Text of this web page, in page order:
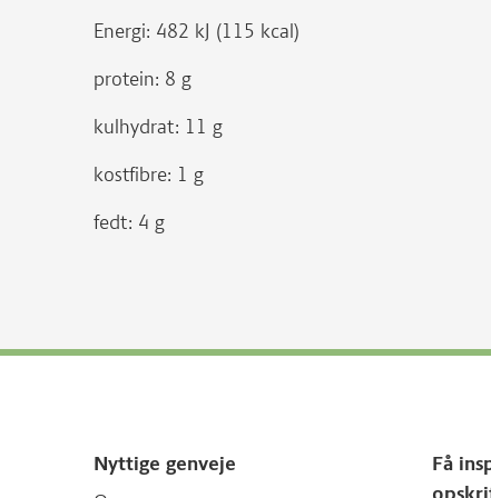
Energi: 482 kJ (115 kcal)
protein: 8 g
kulhydrat: 11 g
kostfibre: 1 g
fedt: 4 g
Nyttige genveje
Få